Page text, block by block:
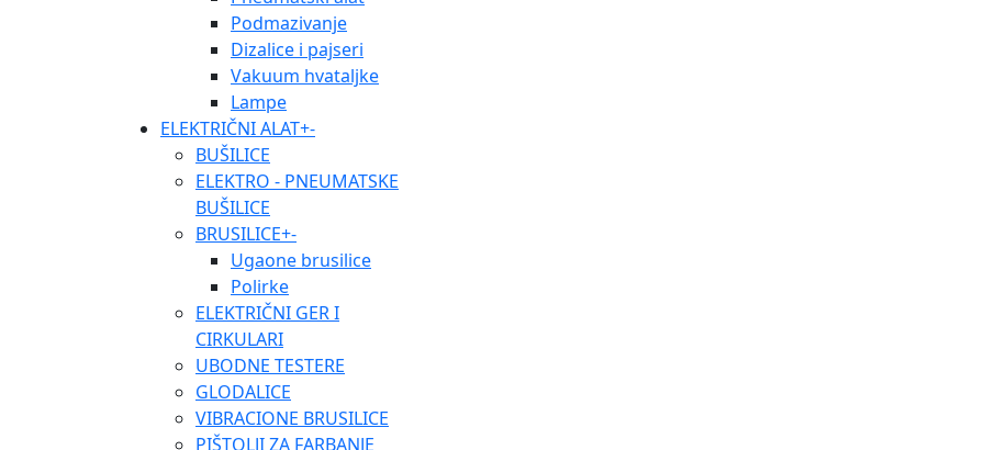
Podmazivanje
Dizalice i pajseri
Vakuum hvataljke
Lampe
ELEKTRIČNI ALAT+-
BUŠILICE
ELEKTRO - PNEUMATSKE
BUŠILICE
BRUSILICE+-
Ugaone brusilice
Polirke
ELEKTRIČNI GER I
CIRKULARI
UBODNE TESTERE
GLODALICE
VIBRACIONE BRUSILICE
PIŠTOLJI ZA FARBANJE